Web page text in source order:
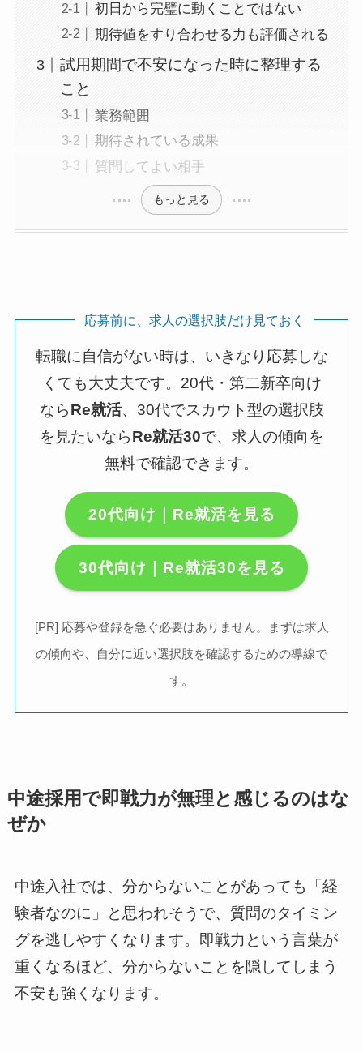
初日から完璧に動くことではない
期待値をすり合わせる力も評価される
試用期間で不安になった時に整理する
こと
業務範囲
期待されている成果
質問してよい相手
もっと見る
応募前に、求人の選択肢だけ見ておく
転職に自信がない時は、いきなり応募しな
くても大丈夫です。20代・第二新卒向け
ならRe就活、30代でスカウト型の選択肢
を見たいならRe就活30で、求人の傾向を
無料で確認できます。
20代向け｜Re就活を見る
30代向け｜Re就活30を見る
[PR] 応募や登録を急ぐ必要はありません。まずは求人
の傾向や、自分に近い選択肢を確認するための導線で
す。
中途採用で即戦力が無理と感じるのはな
ぜか
中途入社では、分からないことがあっても「経
験者なのに」と思われそうで、質問のタイミン
グを逃しやすくなります。即戦力という言葉が
重くなるほど、分からないことを隠してしまう
不安も強くなります。